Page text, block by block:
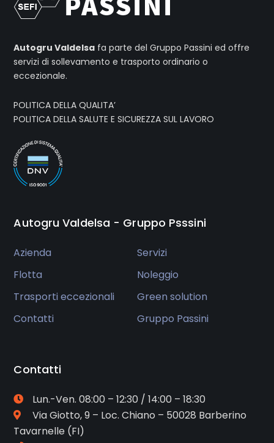
Autogru Valdelsa fa parte del Gruppo Passini ed offre
servizi di sollevamento e trasporto ordinario o
eccezionale.
POLITICA DELLA QUALITA’
POLITICA DELLA SALUTE E SICUREZZA SUL LAVORO
Autogru Valdelsa - Gruppo Psssini
Azienda
Servizi
Flotta
Noleggio
Trasporti eccezionali
Green solution
Contatti
Gruppo Passini
Contatti
Lun.-Ven. 08:00 – 12:30 / 14:00 – 18:30
Via Giotto, 9 – Loc. Chiano – 50028 Barberino
Tavarnelle (FI)